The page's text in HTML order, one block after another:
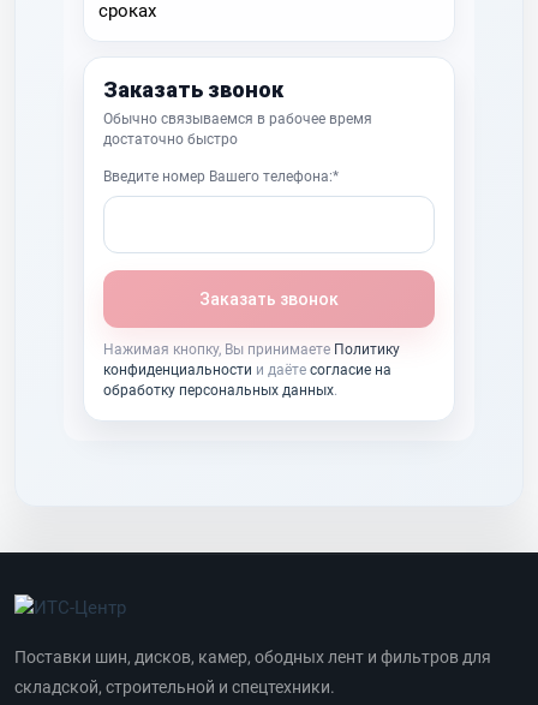
Заказать звонок
Обычно связываемся в рабочее время
достаточно быстро
Введите номер Вашего телефона:*
Заказать звонок
Нажимая кнопку, Вы принимаете Политику
конфиденциальности и даёте согласие на
обработку персональных данных.
Поставки шин, дисков, камер, ободных лент и фильтров для
складской, строительной и спецтехники.